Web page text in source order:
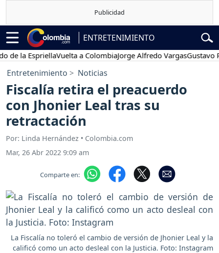
ENTRETENIMIENTO
EspriellaVuelta a ColombiaJorge Alfredo VargasGustavo Petro
Entretenimiento Noticias
Fiscalía retira el preacuerdo
con Jhonier Leal tras su
retractación
Por: Linda Hernández • Colombia.com
Mar, 26 Abr 2022 9:09 am
Comparte en:
La Fiscalía no toleró el cambio de versión de Jhonier Leal y la
calificó como un acto desleal con la Justicia. Foto: Instagram